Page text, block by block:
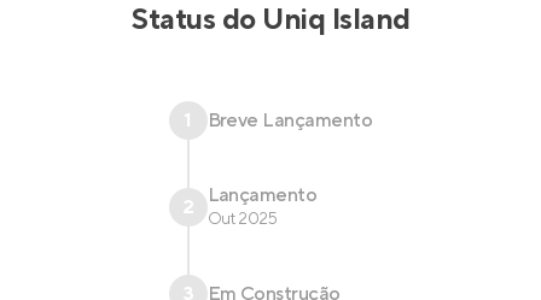
Status do Uniq Island
1 Breve Lançamento
2 Lançamento
Out 2025
3 Em Construção